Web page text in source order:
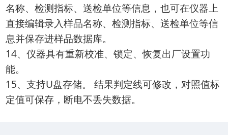
名称、检测指标、送检单位等信息，也可在仪器上
直接编辑录入样品名称、检测指标、送检单位等信
息并保存进样品数据库。
14、仪器具有重新校准、锁定、恢复出厂设置功
能。
15、支持U盘存储。 结果判定线可修改，对照值标
定值可保存，断电不丢失数据。